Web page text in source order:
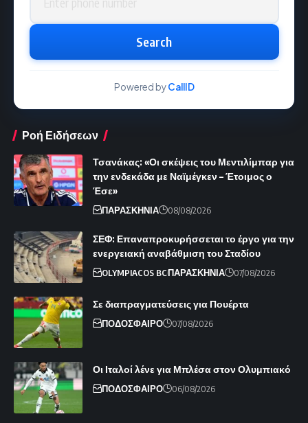
Search
Powered byCallID
Ροή Ειδήσεων
Τσανάκας: «Οι σκέψεις του Μεντιλίμπαρ για
την ενδεκάδα με Ναϊμέγκεν – Έτοιμος ο
Έσε»
ΠΑΡΑΣΚΗΝΙΑ 08/08/2026
ΣΕΦ: Επαναπροκυρήσσεται το έργο για την
ενεργειακή αναβάθμιση του Σταδίου
OLYMPIACOS BCΠΑΡΑΣΚΗΝΙΑ 07/08/2026
Σε διαπραγματεύσεις για Πουέρτα
ΠΟΔΟΣΦΑΙΡΟ 07/08/2026
Οι Ιταλοί λένε για Μπλέσα στον Ολυμπιακό
ΠΟΔΟΣΦΑΙΡΟ 06/08/2026